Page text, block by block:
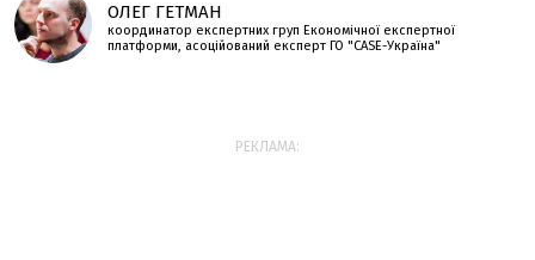
ОЛЕГ ГЕТМАН
координатор експертних груп Економічної експертної
платформи, асоційований експерт ГО "CASE-Україна"
РЕКЛАМА: